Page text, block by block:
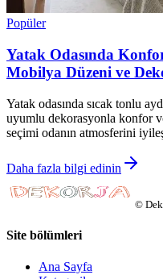
Popüler
Yatak Odasında
Mobilya Düzeni ve
Yatak odasında sıcak tonlu
uyumlu dekorasyonla konfor
seçimi odanın atmosferini
Daha fazla bilgi edinin
©
Site bölümleri
Ana Sayfa